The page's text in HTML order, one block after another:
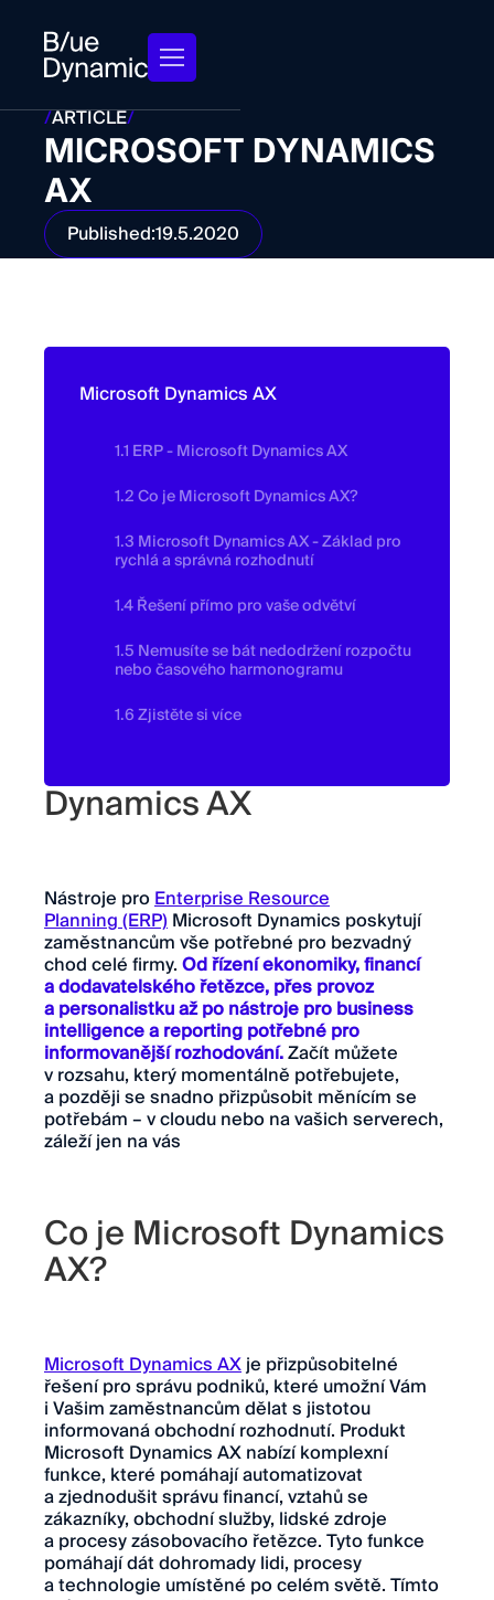
/ARTICLE/
MICROSOFT DYNAMICS
AX
Published:19.5.2020
ERP - Microsoft
Dynamics AX
Nástroje proEnterprise Resource
Planning (ERP)Microsoft Dynamics poskytují
zaměstnancům vše potřebné pro bezvadný
chod celé firmy.Od řízení ekonomiky, financí
a dodavatelského řetězce, přes provoz
a personalistku až po nástroje pro business
intelligence a reporting potřebné pro
informovanější rozhodování.Začít můžete
v rozsahu, který momentálně potřebujete,
a později se snadno přizpůsobit měnícím se
potřebám – v cloudu nebo na vašich serverech,
záleží jen na vás
Co je Microsoft Dynamics
AX?
Microsoft Dynamics AXje přizpůsobitelné
řešení pro správu podniků, které umožní Vám
i Vašim zaměstnancům dělat s jistotou
informovaná obchodní rozhodnutí. Produkt
Microsoft Dynamics AX nabízí komplexní
funkce, které pomáhají automatizovat
a zjednodušit správu financí, vztahů se
zákazníky, obchodní služby, lidské zdroje
a procesy zásobovacího řetězce. Tyto funkce
pomáhají dát dohromady lidi, procesy
a technologie umístěné po celém světě. Tímto
Microsoft Dynamics AX
1.1 ERP - Microsoft Dynamics AX
1.2 Co je Microsoft Dynamics AX?
1.3 Microsoft Dynamics AX - Základ pro
rychlá a správná rozhodnutí
1.4 Řešení přímo pro vaše odvětví
1.5 Nemusíte se bát nedodržení rozpočtu
nebo časového harmonogramu
1.6 Zjistěte si více